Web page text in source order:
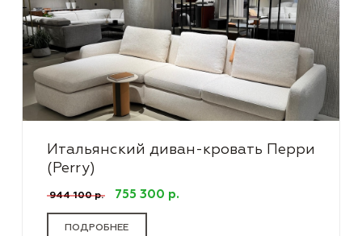
Итальянский диван-кровать Перри
(Perry)
944 100 р. 755 300 р.
ПОДРОБНЕЕ